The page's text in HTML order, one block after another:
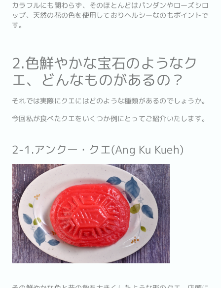
カラフルにも関わらず、そのほとんどはパンダンやローズシロ
ップ、天然の花の色を使用しておりヘルシーなのもポイントで
す。
2.色鮮やかな宝石のようなク
エ、どんなものがあるの？
それでは実際にクエにはどのような種類があるのでしょうか。
今回私が食べたクエをいくつか例にとってご紹介いたします。
2-1.アンクー・クエ(Ang Ku Kueh)